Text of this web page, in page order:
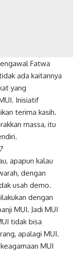
Fatwa
ada kaitannya
yang
Inisiatif
terima kasih.
massa, itu
apapun kalau
dengan
usah demo.
dengan
MUI. Jadi MUI
tidak bisa
apalagi MUI.
MUI